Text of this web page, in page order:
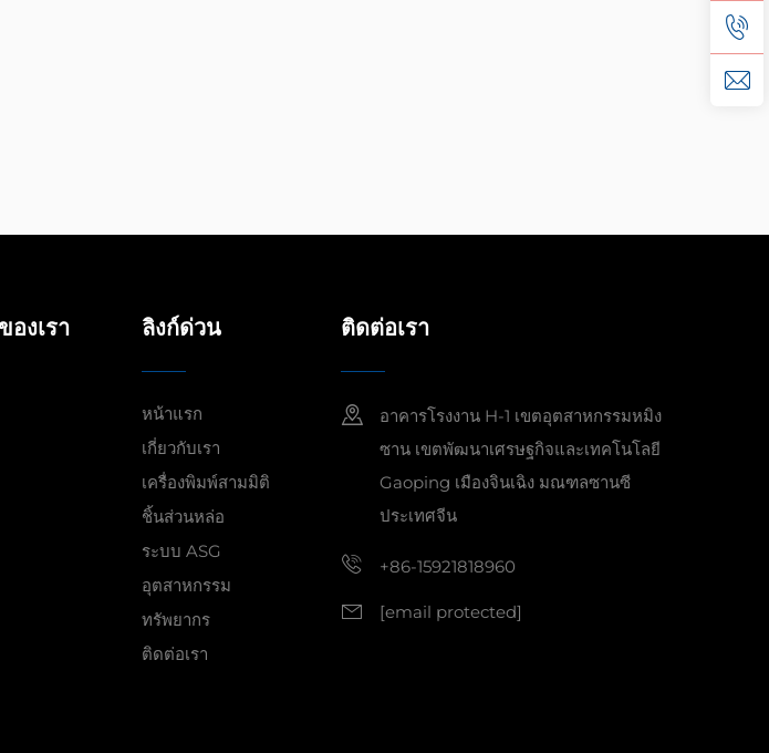
งเรา ลิงก์ด่วน
หน้าแรก
เกี่ยวกับเรา
เครื่องพิมพ์สามมิติ
ชิ้นส่วนหล่อ
ระบบ ASG
อุตสาหกรรม
ทรัพยากร
ติดต่อเรา
ติดต่อเรา
อาคารโรงงาน H-1 เขตอุตสาหกรรมหมิง
ซาน เขตพัฒนาเศรษฐกิจและเทคโนโลยี
Gaoping เมืองจินเฉิง มณฑลซานซี
ประเทศจีน
+86-15921818960
[email protected]